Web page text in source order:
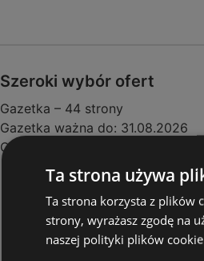
Szeroki wybór ofert
Gazetka – 44 strony
Gazetka ważna do: 31.08.2026
Odległość:
Ta strona używa
Ta strona korzysta z plików
strony, wyrażasz zgodę na
naszej polityki plików